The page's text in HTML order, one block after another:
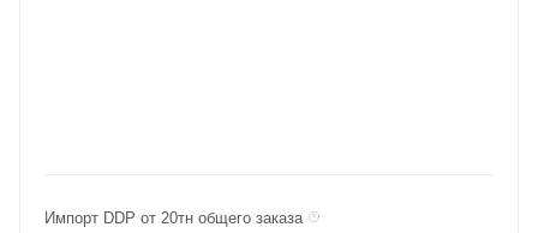
Импорт DDP от 20тн общего заказа